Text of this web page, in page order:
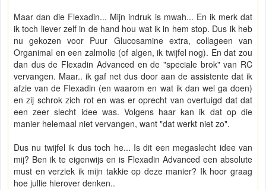
Maar dan die Flexadin... Mijn indruk is mwah... En ik merk dat
ik toch liever zelf in de hand hou wat ik in hem stop. Dus ik heb
nu gekozen voor Puur Glucosamine extra, collageen van
Organimal en een zalmolie (of algen, ik twijfel nog). En dat zou
dan dus de Flexadin Advanced en de "speciale brok" van RC
vervangen. Maar.. ik gaf net dus door aan de assistente dat ik
afzie van de Flexadin (en waarom en wat ik dan wel ga doen)
en zij schrok zich rot en was er oprecht van overtuigd dat dat
een zeer slecht idee was. Volgens haar kan ik dat op die
manier helemaal niet vervangen, want "dat werkt niet zo".
Dus nu twijfel ik dus toch he... Is dit een megaslecht idee van
mij? Ben ik te eigenwijs en is Flexadin Advanced een absolute
must en verziek ik mijn takkie op deze manier? Ik hoor graag
hoe jullie hierover denken..